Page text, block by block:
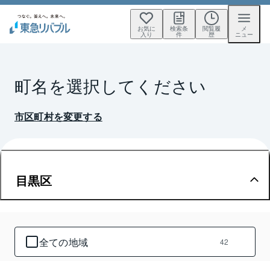
お気に
入り
検索条
件
閲覧履
歴
メ
ニュー
町名を選択してください
市区町村を変更する
目黒区
全ての地域 42